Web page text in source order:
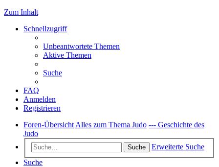
Zum Inhalt
Schnellzugriff
Unbeantwortete Themen
Aktive Themen
Suche
FAQ
Anmelden
Registrieren
Foren-Übersicht Alles zum Thema Judo --- Geschichte des
Judo
Suche
Erweiterte Suche
Suche